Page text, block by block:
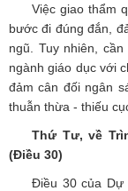
Việc giao thẩm
bước đi đúng đắn,
ngũ. Tuy nhiên,
ngành giáo dục với
đảm cân đối ngân
thuẫn thừa - thiếu
Thứ Tư, về
(Điều 30)
Điều 30 của Dự